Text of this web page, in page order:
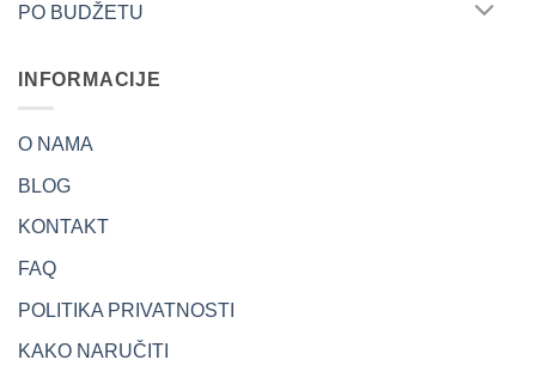
PO BUDŽETU
INFORMACIJE
O NAMA
BLOG
KONTAKT
FAQ
POLITIKA PRIVATNOSTI
KAKO NARUČITI